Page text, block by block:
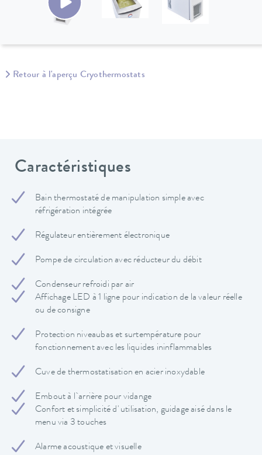
Retour à l'aperçu Cryothermostats
Caractéristiques
Bain thermostaté de manipulation simple avec
réfrigération intégrée
Régulateur entièrement électronique
Pompe de circulation avec réducteur du débit
Condenseur refroidi par air
Affichage LED à 1 ligne pour indication de la valeur réelle
ou de consigne
Protection niveaubas et surtempérature pour
fonctionnement avec les liquides ininflammables
Cuve de thermostatisation en acier inoxydable
Embout à l`arrière pour vidange
Confort et simplicité d' utilisation, guidage aisé dans le
menu via 3 touches
Alarme acoustique et visuelle